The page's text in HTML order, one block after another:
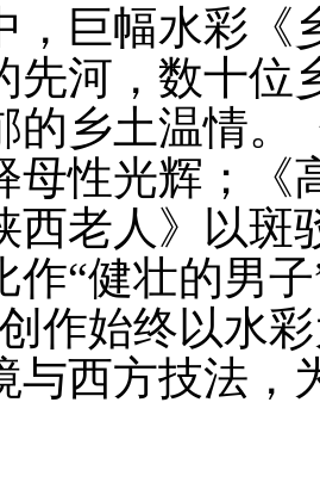
巨幅水彩《
先河，数十位
的乡土温情。
母性光辉；《
西老人》以斑
作“健壮的男
作始终以水
与西方技法，